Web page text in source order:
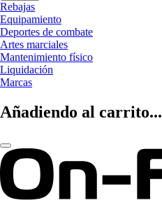
Rebajas
Equipamiento
Deportes de combate
Artes marciales
Mantenimiento físico
Liquidación
Marcas
Añadiendo al carrito...